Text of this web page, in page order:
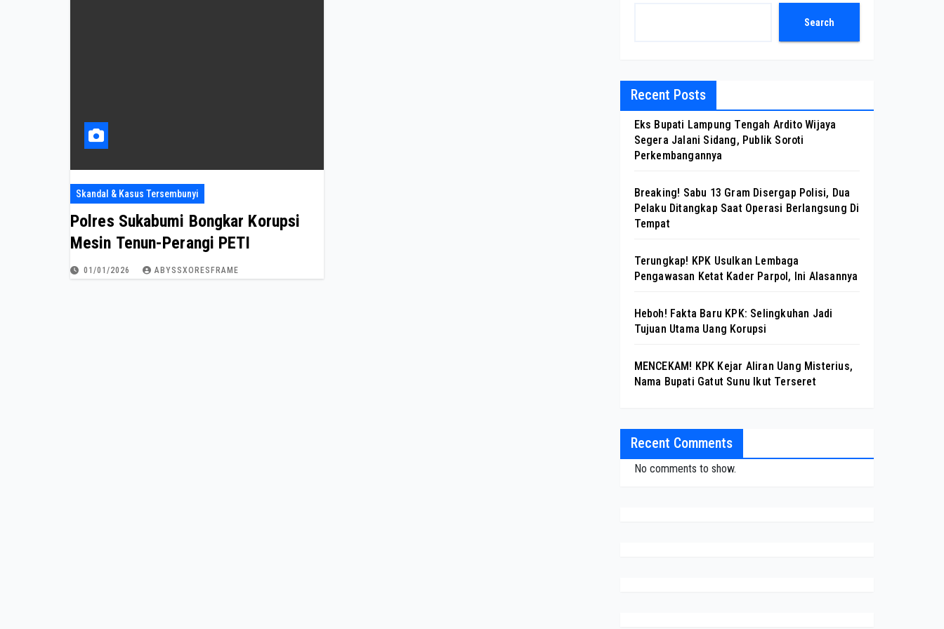
Skandal & Kasus Tersembunyi
Polres Sukabumi Bongkar Korupsi
Mesin Tenun-Perangi PETI
01/01/2026 ABYSSXORESFRAME
Search
Recent Posts
Eks Bupati Lampung Tengah Ardito Wijaya
Segera Jalani Sidang, Publik Soroti
Perkembangannya
Breaking! Sabu 13 Gram Disergap Polisi, Dua
Pelaku Ditangkap Saat Operasi Berlangsung Di
Tempat
Terungkap! KPK Usulkan Lembaga
Pengawasan Ketat Kader Parpol, Ini Alasannya
Heboh! Fakta Baru KPK: Selingkuhan Jadi
Tujuan Utama Uang Korupsi
MENCEKAM! KPK Kejar Aliran Uang Misterius,
Nama Bupati Gatut Sunu Ikut Terseret
Recent Comments
No comments to show.